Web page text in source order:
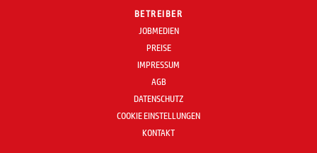
BETREIBER
JOBMEDIEN
PREISE
IMPRESSUM
AGB
DATENSCHUTZ
COOKIE EINSTELLUNGEN
KONTAKT